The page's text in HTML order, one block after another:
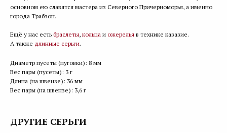
основном ею славятся мастера из Северного Причерноморья, а именно
города Трабзон.
Ещё у нас есть браслеты, кольца и ожерелья в технике казазие.
А также длинные серьги.
Диаметр пусеты (пуговки): 8 мм
Вес пары (пусеты): 3 г
Длина (на швензе): 36 мм
Вес пары (на швензе): 3,6 г
ДРУГИЕ СЕРЬГИ